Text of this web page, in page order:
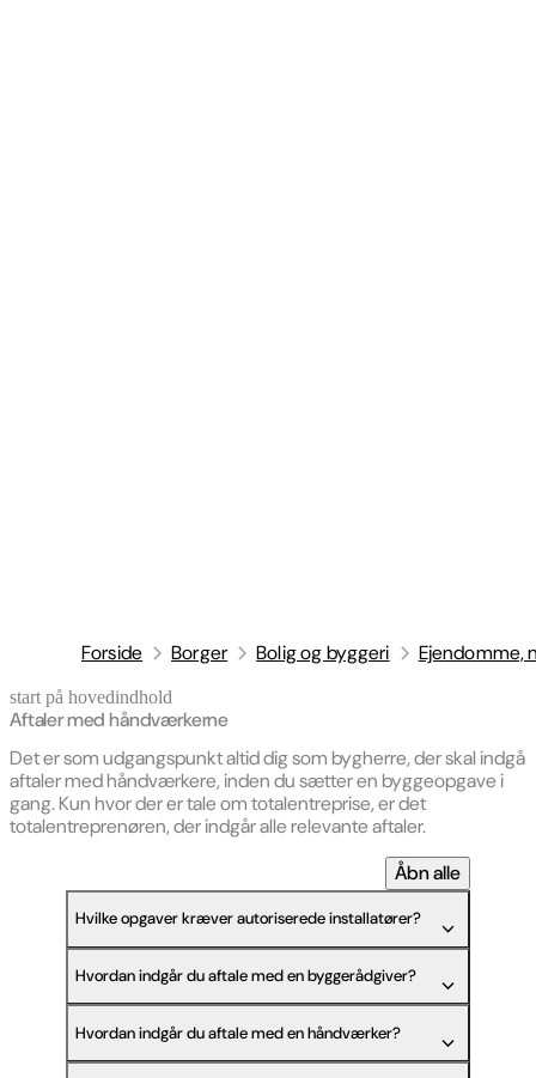
Forside Borger Bolig og byggeri Ejendomme,
start på hovedindhold
Aftaler med håndværkerne
Det er som udgangspunkt altid dig som bygherre, der skal indgå
aftaler med håndværkere, inden du sætter en byggeopgave i
gang. Kun hvor der er tale om totalentreprise, er det
totalentreprenøren, der indgår alle relevante aftaler.
senest opdateret 11. maj 2026
Åbn alle
Hvilke opgaver kræver autoriserede installatører?
Hvordan indgår du aftale med en byggerådgiver?
Hvordan indgår du aftale med en håndværker?